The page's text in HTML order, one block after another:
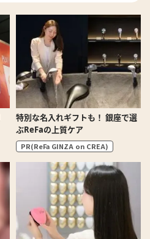
特別な名入れギフトも！ 銀座で選
ぶReFaの上質ケア
PR(ReFa GINZA on CREA)